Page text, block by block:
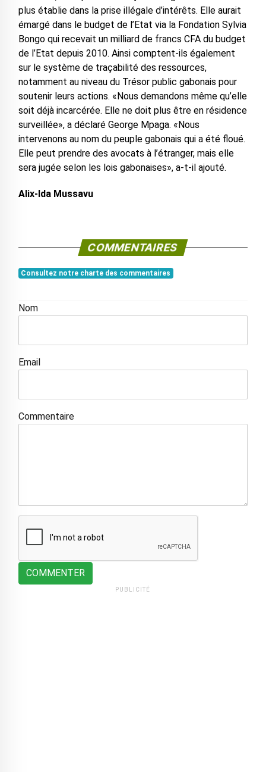
plus établie dans la prise illégale d’intérêts. Elle aurait
émargé dans le budget de l’Etat via la Fondation Sylvia
Bongo qui recevait un milliard de francs CFA du budget
de l’Etat depuis 2010. Ainsi comptent-ils également
sur le système de traçabilité des ressources,
notamment au niveau du Trésor public gabonais pour
soutenir leurs actions. «Nous demandons même qu’elle
soit déjà incarcérée. Elle ne doit plus être en résidence
surveillée», a déclaré George Mpaga. «Nous
intervenons au nom du peuple gabonais qui a été floué.
Elle peut prendre des avocats à l’étranger, mais elle
sera jugée selon les lois gabonaises», a-t-il ajouté.
Alix-Ida Mussavu
COMMENTAIRES
Consultez notre charte des commentaires
Nom
Email
Commentaire
COMMENTER
PUBLICITÉ